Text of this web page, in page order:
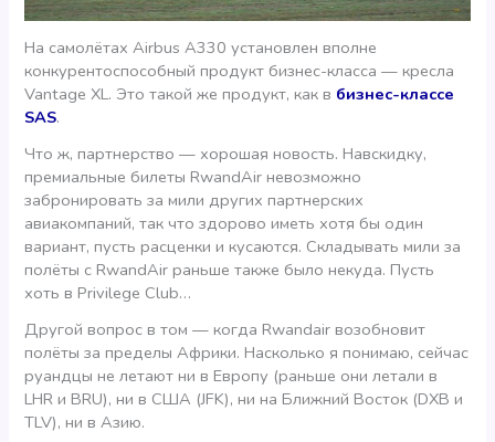
На самолётах Airbus A330 установлен вполне
конкурентоспособный продукт бизнес-класса — кресла
Vantage XL. Это такой же продукт, как в бизнес-классе
SAS.
Что ж, партнерство — хорошая новость. Навскидку,
премиальные билеты RwandAir невозможно
забронировать за мили других партнерских
авиакомпаний, так что здорово иметь хотя бы один
вариант, пусть расценки и кусаются. Складывать мили за
полёты с RwandAir раньше также было некуда. Пусть
хоть в Privilege Club…
Другой вопрос в том — когда Rwandair возобновит
полёты за пределы Африки. Насколько я понимаю, сейчас
руандцы не летают ни в Европу (раньше они летали в
LHR и BRU), ни в США (JFK), ни на Ближний Восток (DXB и
TLV), ни в Азию.